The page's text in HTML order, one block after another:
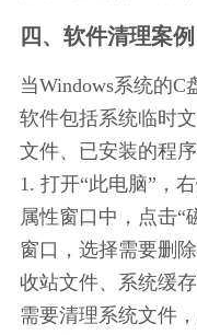
四、软件清理案例
当Windows系统的
软件包括系统临时
文件、已安装的程
1. 打开“此电脑”，
属性窗口中，点击“
窗口，选择需要删
收站文件、系统缓
需要清理系统文件